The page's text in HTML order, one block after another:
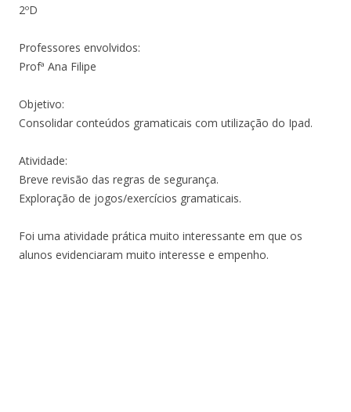
2ºD
Professores envolvidos:
Profª Ana Filipe
Objetivo:
Consolidar conteúdos gramaticais com utilização do Ipad.
Atividade:
Breve revisão das regras de segurança.
Exploração de jogos/exercícios gramaticais.
Foi uma atividade prática muito interessante em que os
alunos evidenciaram muito interesse e empenho.